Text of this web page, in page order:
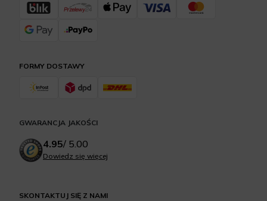
SKONTAKTUJ SIĘ Z NAMI
FORMY DOSTAWY
GWARANCJA JAKOŚCI
4.95/ 5.00
Dowiedz się więcej